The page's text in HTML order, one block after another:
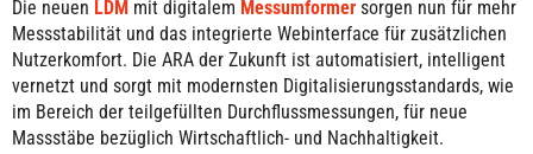
Die neuen LDM mit digitalem Messumformer sorgen nun für mehr
Messstabilität und das integrierte Webinterface für zusätzlichen
Nutzerkomfort. Die ARA der Zukunft ist automatisiert, intelligent
vernetzt und sorgt mit modernsten Digitalisierungsstandards, wie
im Bereich der teilgefüllten Durchflussmessungen, für neue
Massstäbe bezüglich Wirtschaftlich- und Nachhaltigkeit.